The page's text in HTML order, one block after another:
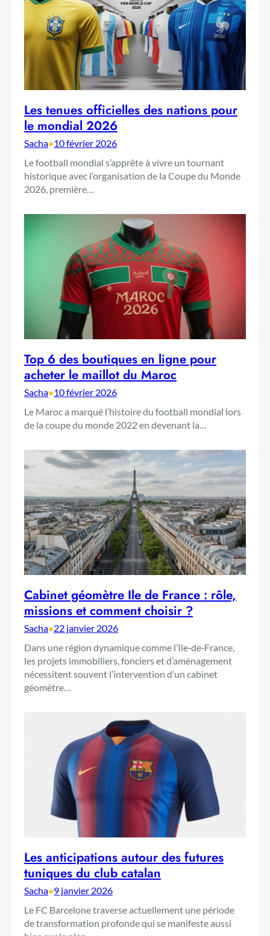
Les tenues officielles des nations pour
le mondial 2026
Sacha•10 février 2026
Le football mondial s’apprête à vivre un tournant
historique avec l’organisation de la Coupe du Monde
2026, première…
Top 6 des boutiques en ligne pour
acheter le maillot du Maroc
Sacha•10 février 2026
Le Maroc a marqué l’histoire du football mondial lors
de la coupe du monde 2022 en devenant la…
Cabinet géomètre Ile de France : rôle,
missions et comment choisir ?
Sacha•22 janvier 2026
Dans une région dynamique comme l’Ile‑de‑France,
les projets immobiliers, fonciers et d’aménagement
nécessitent souvent l’intervention d’un cabinet
géomètre…
Les anticipations autour des futures
tuniques du club catalan
Sacha•9 janvier 2026
Le FC Barcelone traverse actuellement une période
de transformation profonde qui se manifeste aussi